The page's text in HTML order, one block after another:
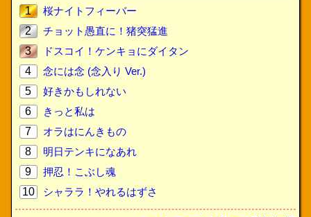
1
桜ナイトフィーバー
2
チョット愚直に！猪突猛進
3
ドスコイ！ケンキョにダイタン
4
念には念 (念入り Ver.)
5
好きかもしれない
6
きっと私は
7
オラはにんきもの
8
明日テンキになあれ
9
押忍！こぶし魂
10
シャララ！やれるはずさ